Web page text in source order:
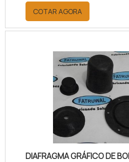
máquinas, como
condicionado.Importante
produto é um
tamanhos e tem como
função neutralizar e
absorção de choques
vibrações, reduzindo
deslocamento entre as
equipamentos, evitando
delas e avarias que
o climatizador.O p.
COTAR AGORA
DIAFRAGMA GRÁFICO DE